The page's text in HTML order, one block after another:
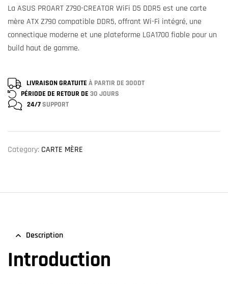
La ASUS PROART Z790-CREATOR WiFi D5 DDR5 est une carte
mère ATX Z790 compatible DDR5, offrant Wi-Fi intégré, une
connectique moderne et une plateforme LGA1700 fiable pour un
build haut de gamme.
LIVRAISON GRATUITE À PARTIR DE 300DT
PÉRIODE DE RETOUR DE 30 JOURS
24/7SUPPORT
Category: CARTE MÈRE
Description
Introduction